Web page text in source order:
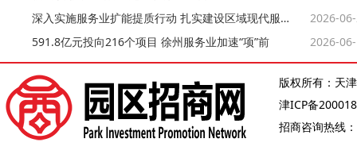
深入实施服务业扩能提质行动 扎实建设区域现代服务业高地
2026-
591.8亿元投向216个项目 徐州服务业加速“项”前
2026-
版权所有：天
津ICP备
招商咨询热线：